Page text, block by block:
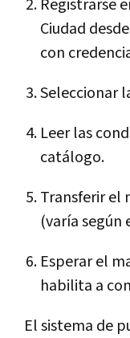
Registrarse
Ciudad
con
Seleccionar
Leer las
catálogo.
Transferir el
(varía según
Esperar el
habilita a
El sistema de